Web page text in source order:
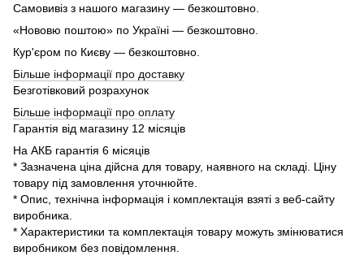
Самовивіз з нашого магазину — безкоштовно.
«Нововю поштою» по Україні — безкоштовно.
Кур'єром по Києву — безкоштовно.
Більше інформації про доставку
Безготівковий розрахунок
Більше інформації про оплату
Гарантія від магазину 12 місяців
На АКБ гарантія 6 місяців
* Зазначена ціна дійсна для товару, наявного на складі. Ціну
товару під замовлення уточнюйте.
* Опис, технічна інформація і комплектація взяті з веб-сайту
виробника.
* Характеристики та комплектація товару можуть змінюватися
виробником без повідомлення.